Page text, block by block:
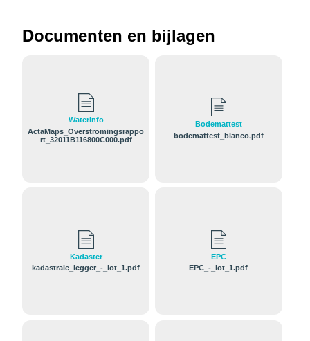
Documenten en bijlagen
Waterinfo
ActaMaps_Overstromingsrappo
rt_32011B116800C000.pdf
Bodemattest
bodemattest_blanco.pdf
Kadaster
kadastrale_legger_-_lot_1.pdf
EPC
EPC_-_lot_1.pdf